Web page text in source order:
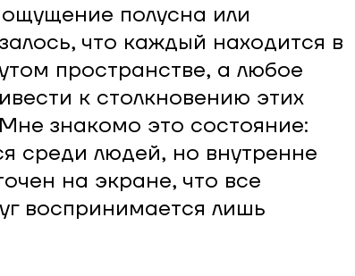
полусна или
что каждый находится в
пространстве, а любое
к столкновению этих
знакомо это состояние:
среди людей, но внутренне
на экране, что все
воспринимается лишь